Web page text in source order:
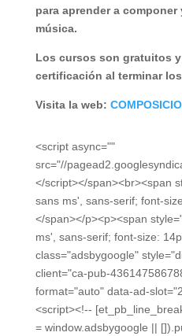
para aprender a
música.
Los cursos son gratuitos
certificación al terminar
Visita la web:
<script async=""
src="//
</script></span><br><span
sans ms', sans-serif; font-
</span></p><p><span
ms', sans-serif; font-size:
class="adsbygoogle"
client="ca-pub-
format="auto" data-ad-
<script><!--
= window.adsbygoogle ||